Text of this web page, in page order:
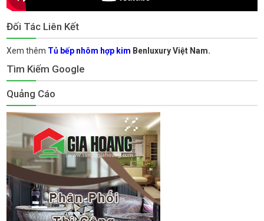
Đối Tác Liên Kết
Xem thêm Tủ bếp nhôm hợp kim Benluxury Việt Nam.
Tìm Kiếm Google
Quảng Cáo